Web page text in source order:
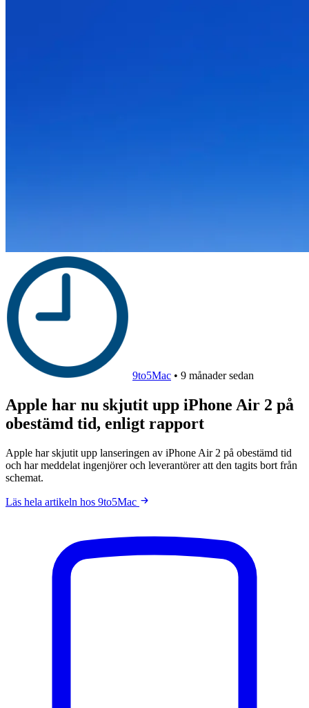
9to5Mac • 9 månader sedan
Apple har nu skjutit upp iPhone Air 2 på
obestämd tid, enligt rapport
Apple har skjutit upp lanseringen av iPhone Air 2 på obestämd tid
och har meddelat ingenjörer och leverantörer att den tagits bort från
schemat.
Läs hela artikeln hos 9to5Mac